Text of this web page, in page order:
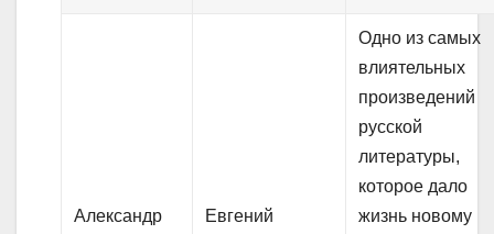
Александр
Евгений
Одно из самых
влиятельных
произведений
русской
литературы,
которое дало
жизнь новому